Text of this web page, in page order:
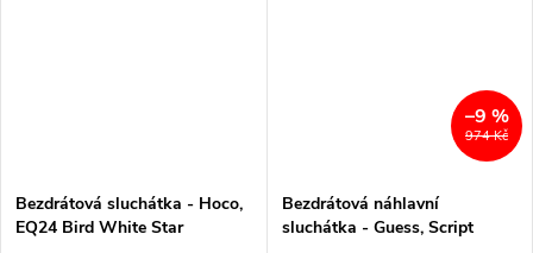
Bezdrátová sluchátka - Hoco,
EQ24 Bird White Star
974 Kč
–9 %
Bezdrátová náhlavní
sluchátka - Guess, Script